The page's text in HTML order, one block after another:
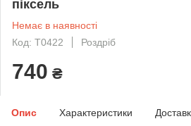
піксель
Немає в наявності
Код: T0422
Роздріб
740 ₴
Опис Характеристики